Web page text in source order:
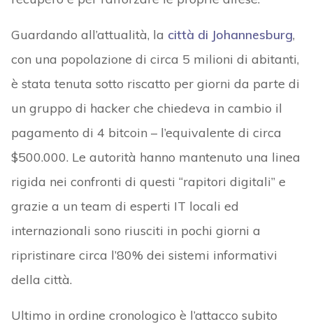
Guardando all’attualità, la città di Johannesburg,
con una popolazione di circa 5 milioni di abitanti,
è stata tenuta sotto riscatto per giorni da parte di
un gruppo di hacker che chiedeva in cambio il
pagamento di 4 bitcoin – l’equivalente di circa
$500.000. Le autorità hanno mantenuto una linea
rigida nei confronti di questi “rapitori digitali” e
grazie a un team di esperti IT locali ed
internazionali sono riusciti in pochi giorni a
ripristinare circa l’80% dei sistemi informativi
della città.
Ultimo in ordine cronologico è l’attacco subito